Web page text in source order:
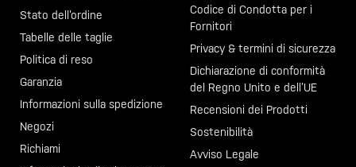
Stato dell’ordine
Tabelle delle taglie
Politica di reso
Garanzia
Informazioni sulla spedizione
Negozi
Richiami
Codice di Condotta per i
Fornitori
Privacy & termini di sicurezza
Dichiarazione di conformità
del Regno Unito e dell’UE
Recensioni dei Prodotti
Sostenibilità
Avviso Legale